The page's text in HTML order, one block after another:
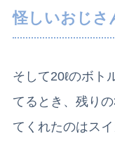
怪しいおじさ
そして20ℓのボト
てるとき、残り
てくれたのはス